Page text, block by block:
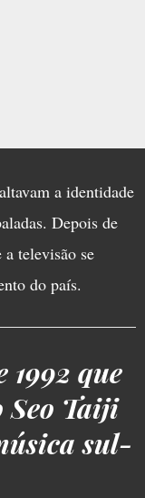
a identidade
Depois de
televisão se
do país.
1992 que
Seo Taiji
sul-